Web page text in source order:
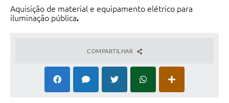
Aquisição de material e equipamento elétrico para
iluminação pública.
COMPARTILHAR